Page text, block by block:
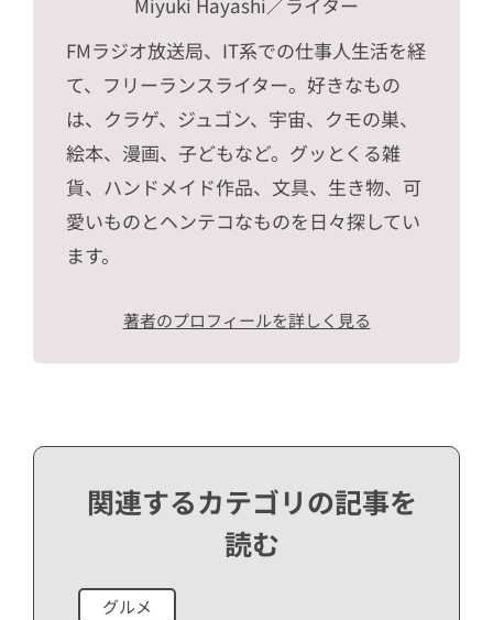
FMラジオ放送局、IT系での仕事人生活を経
て、フリーランスライター。好きなもの
は、クラゲ、ジュゴン、宇宙、クモの巣、
絵本、漫画、子どもなど。グッとくる雑
貨、ハンドメイド作品、文具、生き物、可
愛いものとヘンテコなものを日々探してい
ます。
著者のプロフィールを詳しく見る
関連するカテゴリの記事を
読む
グルメ